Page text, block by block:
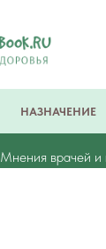
НАЗНАЧЕНИЕ
Мнения врачей и